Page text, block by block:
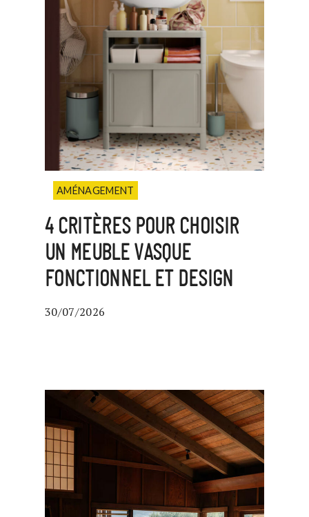
AMÉNAGEMENT
4 CRITÈRES POUR CHOISIR
UN MEUBLE VASQUE
FONCTIONNEL ET DESIGN
30/07/2026